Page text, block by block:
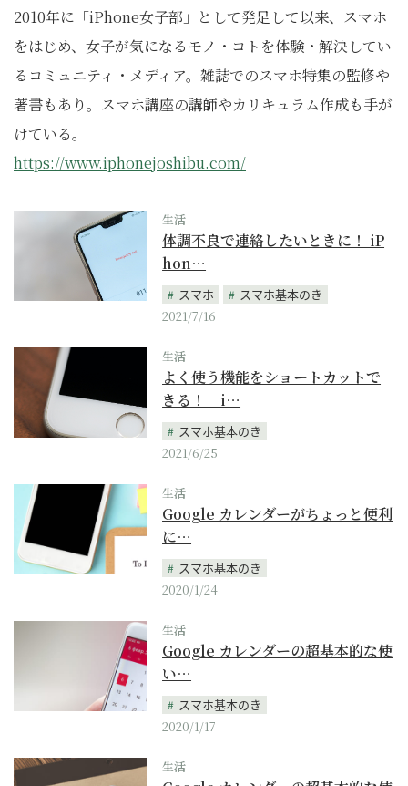
2010年に「iPhone女子部」として発足して以来、スマホ
をはじめ、女子が気になるモノ・コトを体験・解決してい
るコミュニティ・メディア。雑誌でのスマホ特集の監修や
著書もあり。スマホ講座の講師やカリキュラム作成も手が
けている。
https://www.iphonejoshibu.com/
生活
体調不良で連絡したいときに！ iP
hon…
スマホ
スマホ基本のき
2021/7/16
生活
よく使う機能をショートカットで
きる！ i…
スマホ基本のき
2021/6/25
生活
Google カレンダーがちょっと便利
に…
スマホ基本のき
2020/1/24
生活
Google カレンダーの超基本的な使
い…
スマホ基本のき
2020/1/17
生活